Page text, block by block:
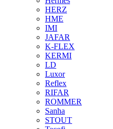
HERZ
HME
IMI
JAFAR
K-FLEX
KERMI
LD
Luxor
Reflex
RIFAR
ROMMER
Sanha
STOUT